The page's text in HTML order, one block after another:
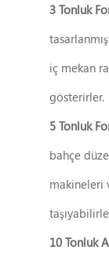
3 Tonluk
iç mekan
gösterirler.
5 Tonluk
bahçe
makineleri
10 Tonluk